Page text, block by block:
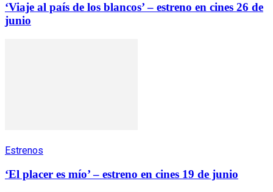
‘Viaje al país de los blancos’ – estreno en cines 26 de
junio
Estrenos
‘El placer es mío’ – estreno en cines 19 de junio